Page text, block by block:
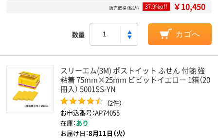
販売価格（税込） 37.9%off ￥10,450
数量 カゴへ
スリーエム(3M) ポストイット ふせん 付箋 強
粘着 75mm×25mm ビビットイエロー 1箱（20
冊入） 5001SS-YN
（2件）
お申込番号：AP74055
在庫：あり
お届け日：8月11日（火）